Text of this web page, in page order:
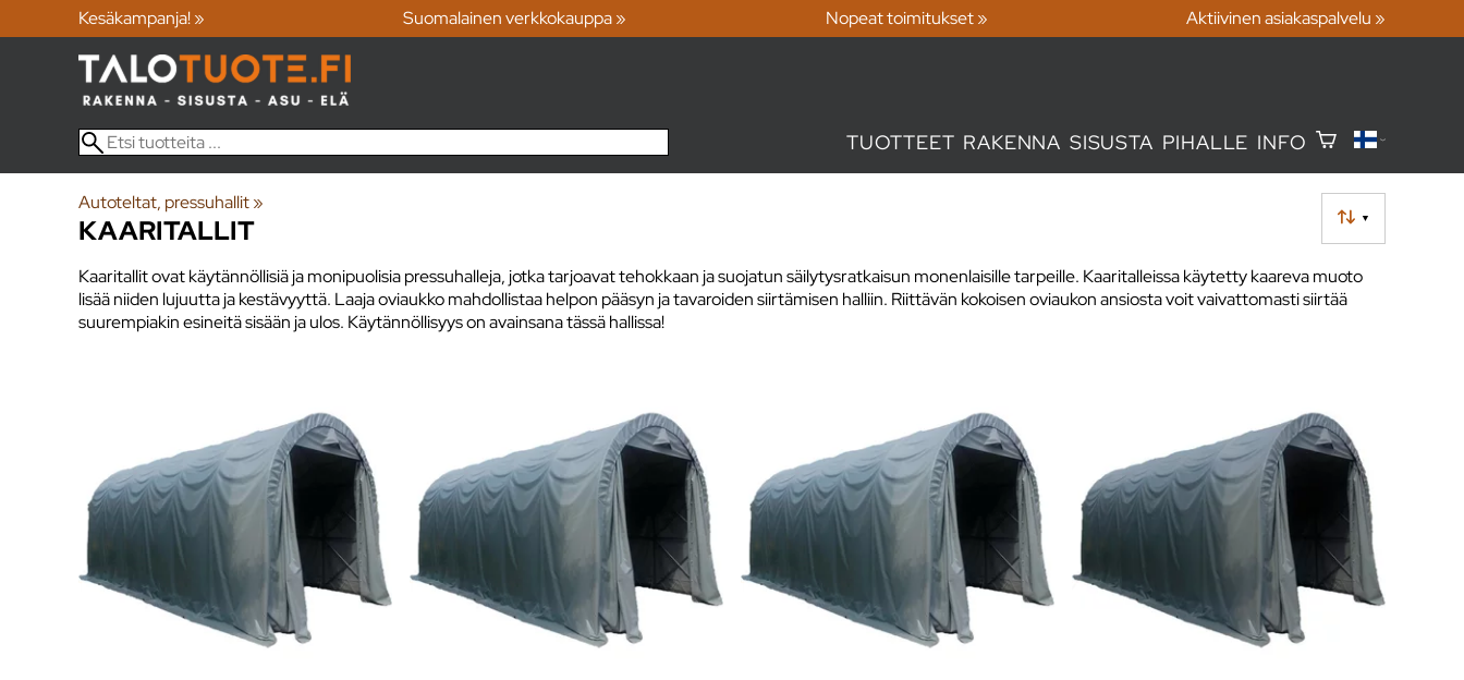
Kesäkampanja! » Suomalainen verkkokauppa » Nopeat toimitukset » Aktiivinen asiakaspalvelu »
TUOTTEET RAKENNA SISUSTA PIHALLE INFO
Autoteltat, pressuhallit‪»
▼
KAARITALLIT
Kaaritallit ovat käytännöllisiä ja monipuolisia pressuhalleja, jotka tarjoavat tehokkaan ja suojatun säilytysratkaisun monenlaisille tarpeille. Kaaritalleissa käytetty kaareva muoto
lisää niiden lujuutta ja kestävyyttä. Laaja oviaukko mahdollistaa helpon pääsyn ja tavaroiden siirtämisen halliin. Riittävän kokoisen oviaukon ansiosta voit vaivattomasti siirtää
suurempiakin esineitä sisään ja ulos. Käytännöllisyys on avainsana tässä hallissa!